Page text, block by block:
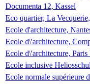
Documenta 12, Kassel
Eco quartier, La
Ecole d'architecture,
Ecole d\'architecture,
Ecole d\'architecture, Paris
Ecole inclusive
Ecole normale supérieure